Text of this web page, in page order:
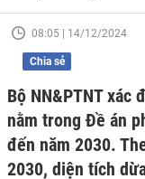
08:05 | 14/12/2024
Chia sẻ
Bộ NN&PTNT
nằm trong Đề án
đến năm 2030.
2030, diện tích